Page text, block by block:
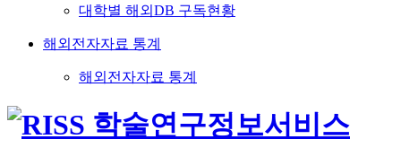
대학별 해외DB 구독현황
해외전자자료 통계
해외전자자료 통계